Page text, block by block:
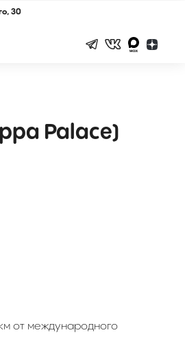
30
Palace)
от международного